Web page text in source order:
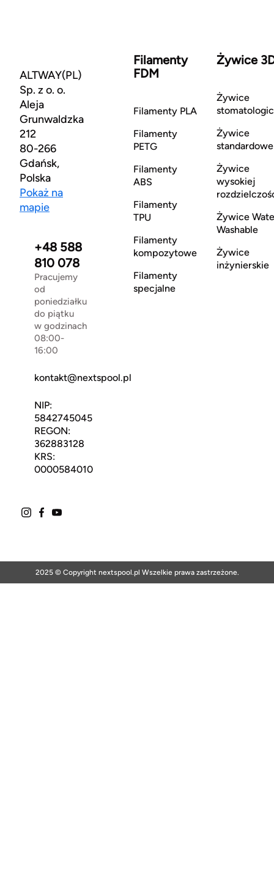
ALTWAY(PL)
Sp. z o. o.
Aleja
Grunwaldzka
212
80-266
Gdańsk,
Polska
Pokaż na
mapie
+48 588
810 078
Pracujemy
od
poniedziałku
do piątku
w godzinach
08:00-
16:00
kontakt@nextspool.pl
NIP:
5842745045
REGON:
362883128
KRS:
0000584010
Filamenty
FDM
Filamenty PLA
Filamenty
PETG
Filamenty
ABS
Filamenty
TPU
Filamenty
kompozytowe
Filamenty
specjalne
Żywice
Żywice
Żywice
standardowe
Żywice
wysokiej
Żywice
Washable
Żywice
inżynierskie